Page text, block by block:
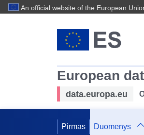
An official website of the European
European
data.europa.eu
Pirmas Duomenys